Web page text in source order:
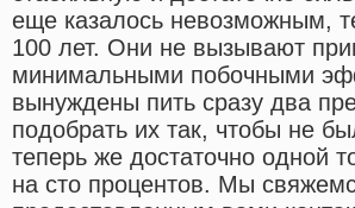
еще казалось невозможным,
100 лет. Они не вызывают
минимальными побочными
вынуждены пить сразу два
подобрать их так, чтобы не
теперь же достаточно одной
на сто процентов. Мы